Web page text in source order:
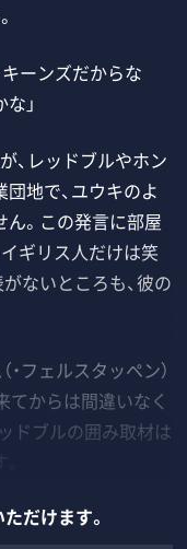
キーンズだからな
」
、レッドブルやホン
地で、ユウキのよ
。この発言に部屋
ギリス人だけは笑
ないところも、彼の
フェルスタッペン）
てからは間違いなく
ドブルの囲み取材は
だけます。